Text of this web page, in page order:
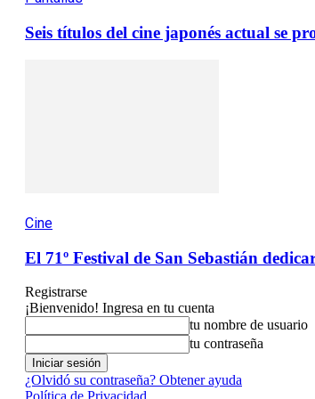
Seis títulos del cine japonés actual se
Cine
El 71º Festival de San Sebastián
Registrarse
¡Bienvenido! Ingresa en tu cuenta
tu nombre de usuario
tu contraseña
¿Olvidó su contraseña? Obtener ayuda